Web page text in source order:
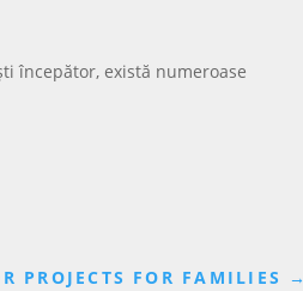
începător, există numeroase
PROJECTS FOR FAMILIES →